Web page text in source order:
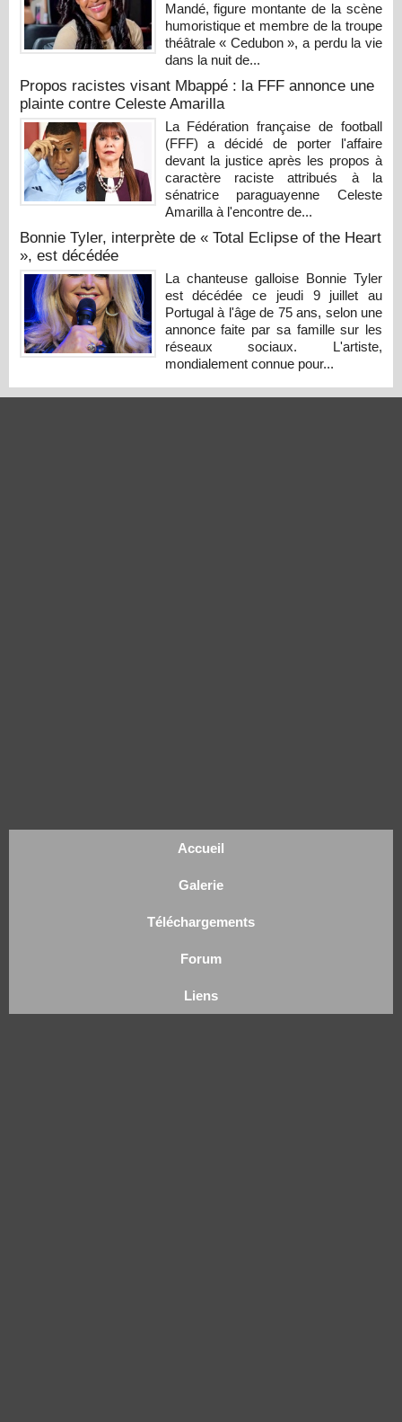
Mandé, figure montante de la scène
humoristique et membre de la troupe
théâtrale « Cedubon », a perdu la vie
dans la nuit de...
Propos racistes visant Mbappé : la FFF annonce une
plainte contre Celeste Amarilla
La Fédération française de football
(FFF) a décidé de porter l'affaire
devant la justice après les propos à
caractère raciste attribués à la
sénatrice paraguayenne Celeste
Amarilla à l'encontre de...
Bonnie Tyler, interprète de « Total Eclipse of the Heart
», est décédée
La chanteuse galloise Bonnie Tyler
est décédée ce jeudi 9 juillet au
Portugal à l'âge de 75 ans, selon une
annonce faite par sa famille sur les
réseaux sociaux. L'artiste,
mondialement connue pour...
Accueil
Galerie
Téléchargements
Forum
Liens